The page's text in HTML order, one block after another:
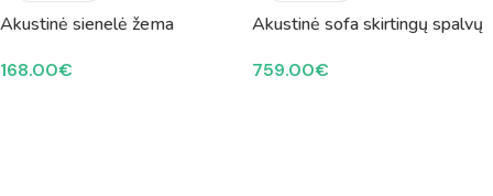
Akustinė sienelė žema
168.00€
Akustinė sofa skirtingų spalvų
759.00€